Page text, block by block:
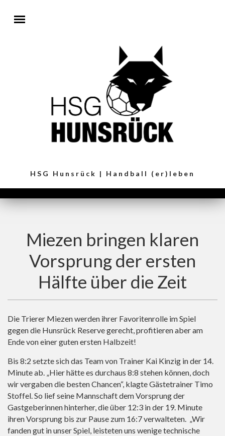
HSG Hunsrück | Handball (er)leben
Miezen bringen klaren
Vorsprung der ersten
Hälfte über die Zeit
Die Trierer Miezen werden ihrer Favoritenrolle im Spiel
gegen die Hunsrück Reserve gerecht, profitieren aber am
Ende von einer guten ersten Halbzeit!
Bis 8:2 setzte sich das Team von Trainer Kai Kinzig in der 14.
Minute ab. „Hier hätte es durchaus 8:8 stehen können, doch
wir vergaben die besten Chancen“, klagte Gästetrainer Timo
Stoffel. So lief seine Mannschaft dem Vorsprung der
Gastgeberinnen hinterher, die über 12:3 in der 19. Minute
ihren Vorsprung bis zur Pause zum 16:7 verwalteten. „Wir
fanden gut in unser Spiel, leisteten uns wenige technische